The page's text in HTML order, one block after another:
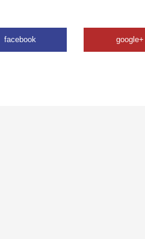
facebook google+